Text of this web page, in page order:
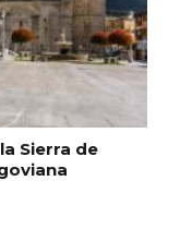
Sierra de
Miguel del